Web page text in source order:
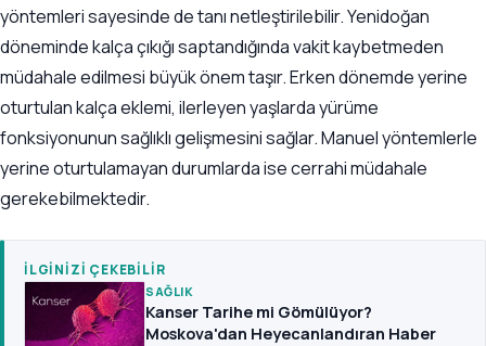
yöntemleri sayesinde de tanı netleştirilebilir. Yenidoğan
döneminde kalça çıkığı saptandığında vakit kaybetmeden
müdahale edilmesi büyük önem taşır. Erken dönemde yerine
oturtulan kalça eklemi, ilerleyen yaşlarda yürüme
fonksiyonunun sağlıklı gelişmesini sağlar. Manuel yöntemlerle
yerine oturtulamayan durumlarda ise cerrahi müdahale
gerekebilmektedir.
İLGINIZI ÇEKEBILIR
SAĞLIK
Kanser Tarihe mi Gömülüyor?
Moskova'dan Heyecanlandıran Haber